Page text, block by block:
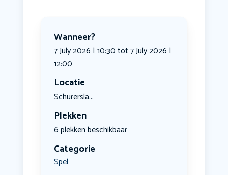
Wanneer?
7 July 2026 | 10:30 tot 7 July 2026 |
12:00
Locatie
Schurersla...
Plekken
6 plekken beschikbaar
Categorie
Spel